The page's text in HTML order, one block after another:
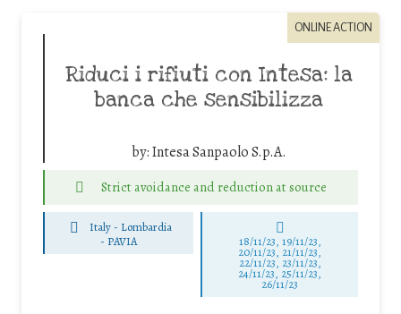
ONLINE ACTION
Riduci i rifiuti con Intesa: la
banca che sensibilizza
by:Intesa Sanpaolo S.p.A.
Strict avoidance and reduction at source
Italy - Lombardia
- PAVIA 18/11/23, 19/11/23,
20/11/23, 21/11/23,
22/11/23, 23/11/23,
24/11/23, 25/11/23,
26/11/23